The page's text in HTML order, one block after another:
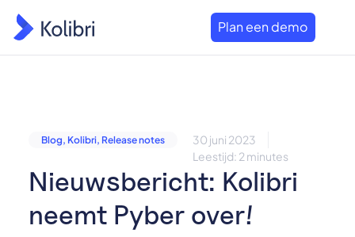
Plan een demo
Blog, Kolibri, Release notes
30 juni 2023
Leestijd: 2 minutes
Nieuwsbericht: Kolibri
neemt Pyber over!